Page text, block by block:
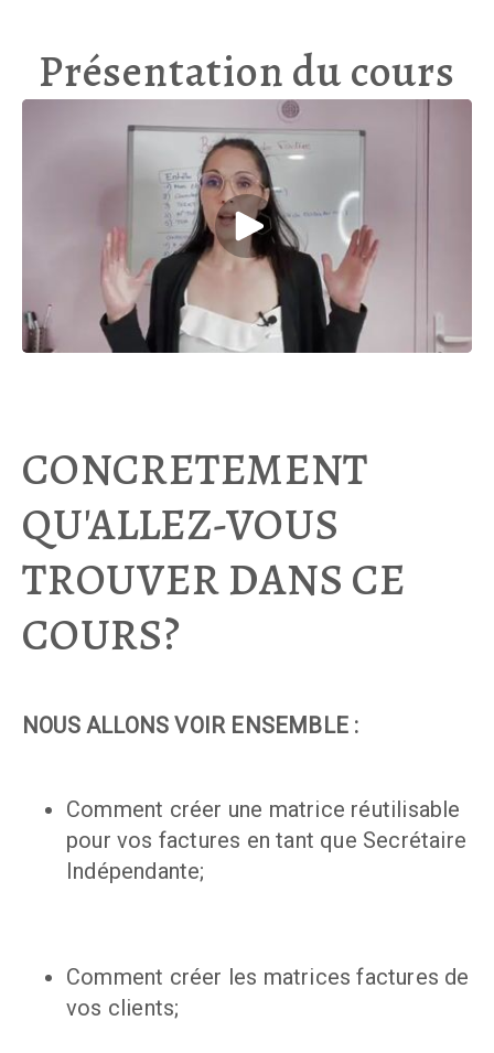
Présentation du cours
CONCRETEMENT
QU'ALLEZ-VOUS
TROUVER DANS CE
COURS?
NOUS ALLONS VOIR ENSEMBLE :
Comment créer une matrice réutilisable
pour vos factures en tant que Secrétaire
Indépendante;
Comment créer les matrices factures de
vos clients;